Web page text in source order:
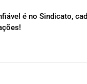
é no Sindicato,